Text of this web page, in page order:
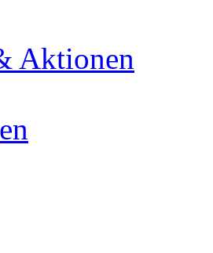
Aktionen